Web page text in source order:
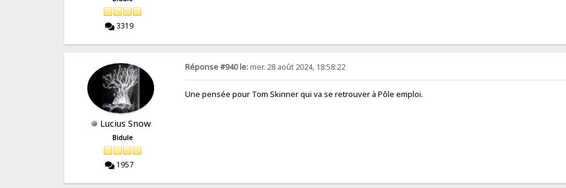
3319
Lucius Snow
Bidule
1957
Réponse #940 le:mer. 28 août 2024, 18:58:22
Une pensée pour Tom Skinner qui va se retrouver à Pôle emploi.